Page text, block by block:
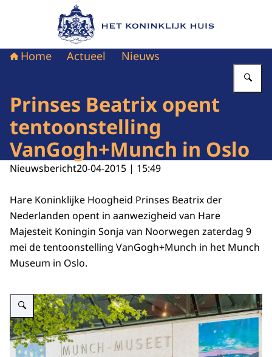
Naar de homepage van Het Koninklijk Huis
Home Actueel Nieuws
Prinses Beatrix opent
tentoonstelling
VanGogh+Munch in Oslo
Nieuwsbericht20-04-2015 | 15:49
Hare Koninklijke Hoogheid Prinses Beatrix der
Nederlanden opent in aanwezigheid van Hare
Majesteit Koningin Sonja van Noorwegen zaterdag 9
mei de tentoonstelling VanGogh+Munch in het Munch
Museum in Oslo.
Vergroot afbeelding Prinses Beatrix opent tentoonstelling